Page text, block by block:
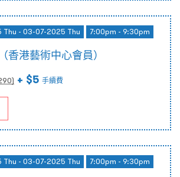
- 03-07-2025 Thu 7:00pm - 9:30pm
香港藝術中心會員）
) + $5 手續費
- 03-07-2025 Thu 7:00pm - 9:30pm